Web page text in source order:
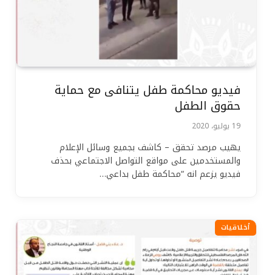
فيديو محاكمة طفل يتنافى مع حماية
حقوق الطفل
19 يوليو، 2020
يهيب مرصد تحقق – كاشف بجميع وسائل الإعلام
والمستخدمين على مواقع التواصل الاجتماعي بحذف
فيديو يزعم انه “محاكمة طفل بداعي…
أخلاقيات